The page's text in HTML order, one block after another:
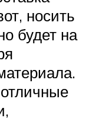
носить
будет на